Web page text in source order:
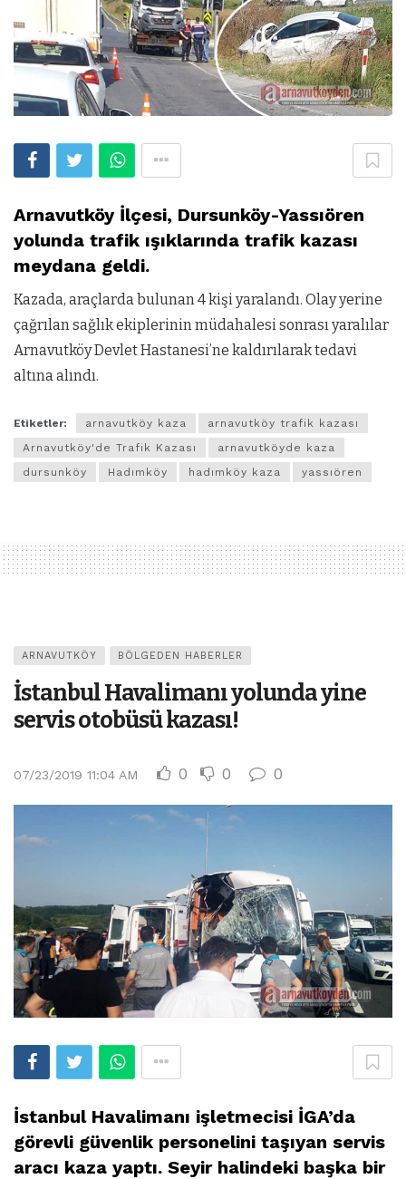
Arnavutköy İlçesi, Dursunköy-Yassıören
yolunda trafik ışıklarında trafik kazası
meydana geldi.
Kazada, araçlarda bulunan 4 kişi yaralandı. Olay yerine
çağrılan sağlık ekiplerinin müdahalesi sonrası yaralılar
Arnavutköy Devlet Hastanesi’ne kaldırılarak tedavi
altına alındı.
Etiketler: arnavutköy kaza
arnavutköy trafik kazası
Arnavutköy'de Trafik Kazası
arnavutköyde kaza
dursunköy
Hadımköy hadımköy kaza yassıören
ARNAVUTKÖY BÖLGEDEN HABERLER
İstanbul Havalimanı yolunda yine
servis otobüsü kazası!
07/23/2019 11:04 AM 0 0 0
İstanbul Havalimanı işletmecisi İGA’da
görevli güvenlik personelini taşıyan servis
aracı kaza yaptı. Seyir halindeki başka bir